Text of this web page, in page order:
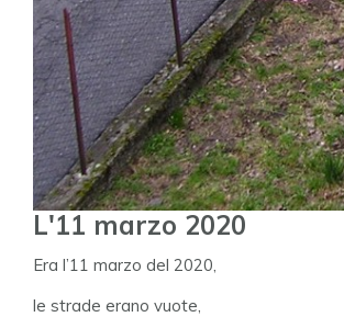
L'11 marzo 2020
Era l’11 marzo del 2020,
le strade erano vuote,